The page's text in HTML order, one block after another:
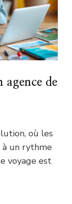
agence de
où les
un rythme
voyage est